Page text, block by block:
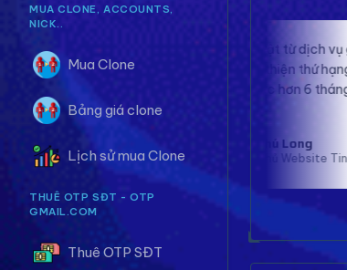
MUA CLONE, ACCOUNTS,
NICK..
Mua Clone
Bảng giá clone
Lịch sử mua Clone
THUÊ OTP SĐT - OTP
GMAIL.COM
Thuê OTP SĐT
Traffic thật từ dịch vụ giúp website của
mình cải thiện thứ hạng SEO rõ rệt. Đã sử
Chủ Website Tin tức